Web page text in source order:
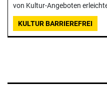
von Kultur-Angeboten
KULTUR BARRIEREFREI